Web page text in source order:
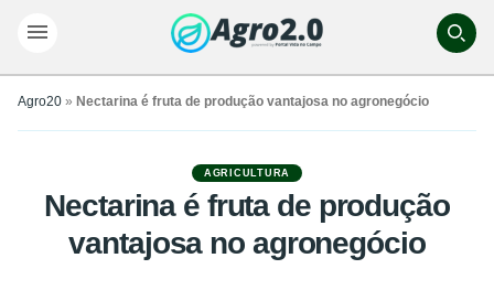
Agro20 » Nectarina é fruta de produção vantajosa no agronegócio
AGRICULTURA
Nectarina é fruta de produção
vantajosa no agronegócio